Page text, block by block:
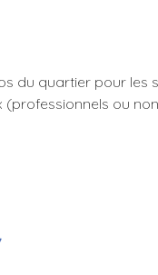
quartier pour les
ou